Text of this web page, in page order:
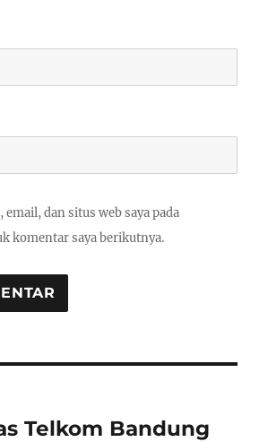
email, dan situs web saya pada
komentar saya berikutnya.
Telkom Bandung